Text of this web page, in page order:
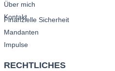
Über mich
Kontakt
Finanzielle Sicherheit
Mandanten
Impulse
RECHTLICHES